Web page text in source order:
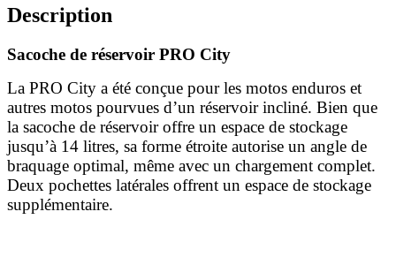
Description
Sacoche de réservoir PRO City
La PRO City a été conçue pour les motos enduros et
autres motos pourvues d’un réservoir incliné. Bien que
la sacoche de réservoir offre un espace de stockage
jusqu’à 14 litres, sa forme étroite autorise un angle de
braquage optimal, même avec un chargement complet.
Deux pochettes latérales offrent un espace de stockage
supplémentaire.